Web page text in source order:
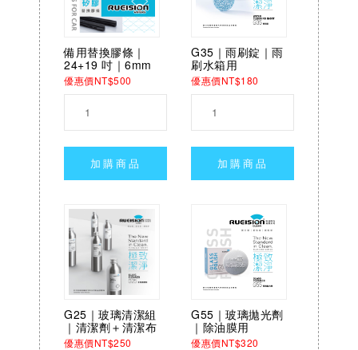
備用替換膠條｜
24+19 吋｜6mm
優惠價NT$500
加購商品
G35｜雨刷錠｜雨
刷水箱用
優惠價NT$180
加購商品
G25｜玻璃清潔組
｜清潔劑＋清潔布
優惠價NT$250
G55｜玻璃拋光劑
｜除油膜用
優惠價NT$320